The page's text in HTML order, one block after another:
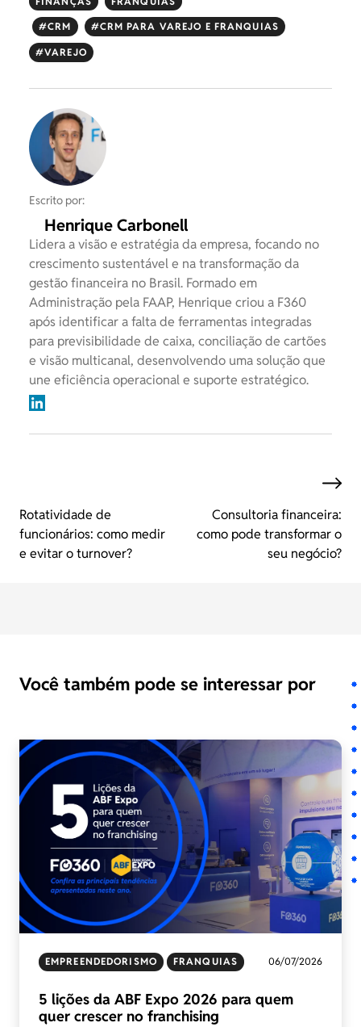
CRM CRM PARA VAREJO E FRANQUIAS
VAREJO
Escrito por:
Henrique Carbonell
Lidera a visão e estratégia da empresa, focando no
crescimento sustentável e na transformação da
gestão financeira no Brasil. Formado em
Administração pela FAAP, Henrique criou a F360
após identificar a falta de ferramentas integradas
para previsibilidade de caixa, conciliação de cartões
e visão multicanal, desenvolvendo uma solução que
une eficiência operacional e suporte estratégico.
Rotatividade de
funcionários: como medir
e evitar o turnover?
Consultoria financeira:
como pode transformar o
seu negócio?
Você também pode se interessar por
EMPREENDEDORISMO FRANQUIAS 06/07/2026
5 lições da ABF Expo 2026 para quem
quer crescer no franchising